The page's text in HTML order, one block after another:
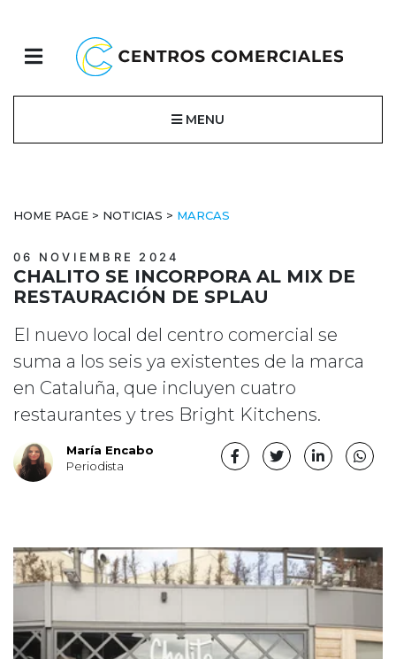
MENU
HOME PAGE > NOTICIAS > MARCAS
06 NOVIEMBRE 2024
CHALITO SE INCORPORA AL MIX DE
RESTAURACIÓN DE SPLAU
El nuevo local del centro comercial se
suma a los seis ya existentes de la marca
en Cataluña, que incluyen cuatro
restaurantes y tres Bright Kitchens.
María Encabo
Periodista